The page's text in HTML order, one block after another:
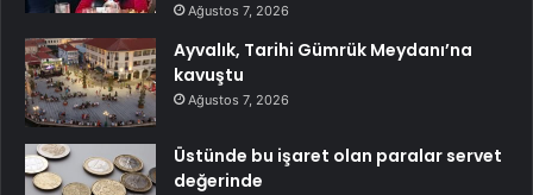
Ağustos 7, 2026
Ayvalık, Tarihi Gümrük Meydanı’na
kavuştu
Ağustos 7, 2026
Üstünde bu işaret olan paralar servet
değerinde